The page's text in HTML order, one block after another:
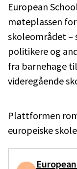
European
møteplassen
skoleområdet –
politikere og
fra barnehage
videregående
Plattformen
europeiske